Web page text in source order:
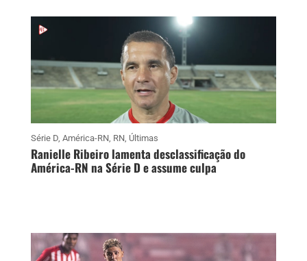
Série D, América-RN, RN, Últimas
Ranielle Ribeiro lamenta desclassificação do
América-RN na Série D e assume culpa